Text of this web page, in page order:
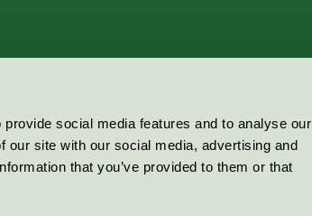
social media features and to analyse our
our site with our social media, advertising and
that you’ve provided to them or that